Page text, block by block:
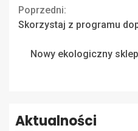
Continue
Reading
Poprzedni:
Skorzystaj z programu
Nowy ekologiczny
Aktualności